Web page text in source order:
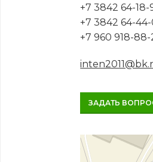
+7 3842 64-18-
+7 3842 64-
+7 960 918-88-
ЗАДАТЬ